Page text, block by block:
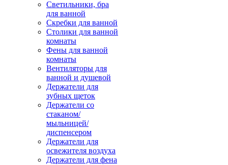
Светильники, бра
для ванной
Скребки для ванной
Столики для ванной
комнаты
Фены для ванной
комнаты
Вентиляторы для
ванной и душевой
Держатели для
зубных щеток
Держатели со
стаканом/
мыльницей/
диспенсером
Держатели для
освежителя воздуха
Держатели для фена